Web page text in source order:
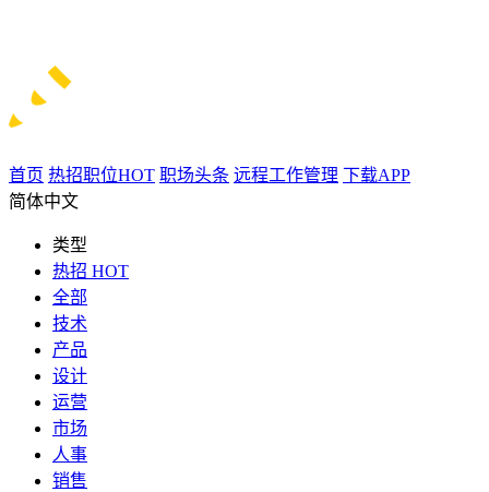
首页 热招职位HOT 职场头条 远程工作管理 下载APP
简体中文
类型
热招 HOT
全部
技术
产品
设计
运营
市场
人事
销售